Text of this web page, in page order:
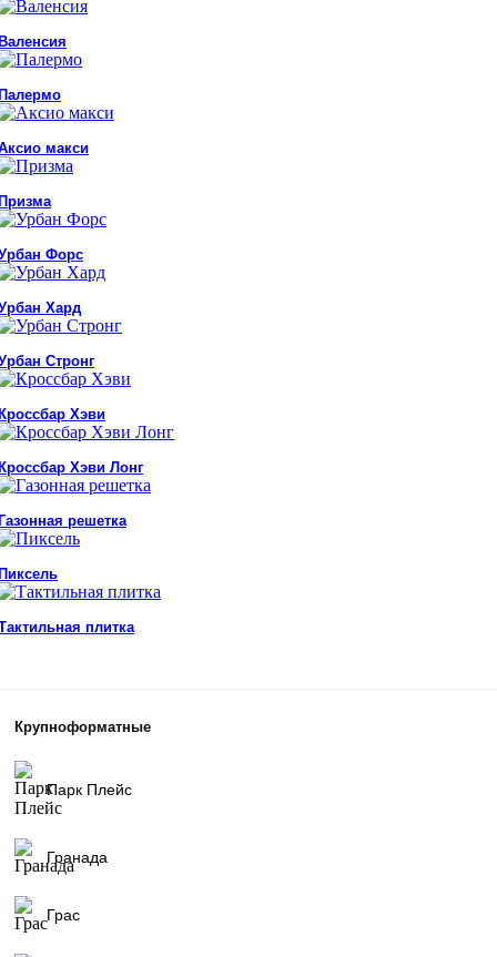
макси
Форс
Хард
Стронг
Хэви
Хэви Лонг
решетка
плитка
Крупноформатные
Парк Плейс
Гранада
Грас